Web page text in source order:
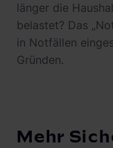
länger die
belastet? Das
in Notfällen
Gründen.
Mehr